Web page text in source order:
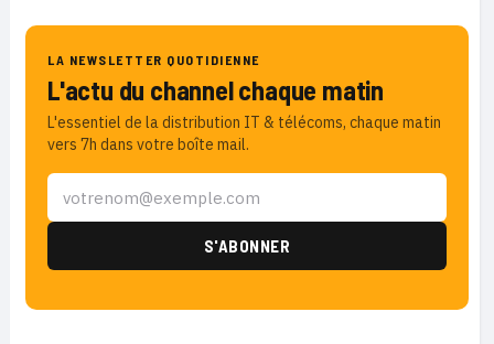
LA NEWSLETTER QUOTIDIENNE
L'actu du channel chaque matin
L'essentiel de la distribution IT & télécoms, chaque matin
vers 7h dans votre boîte mail.